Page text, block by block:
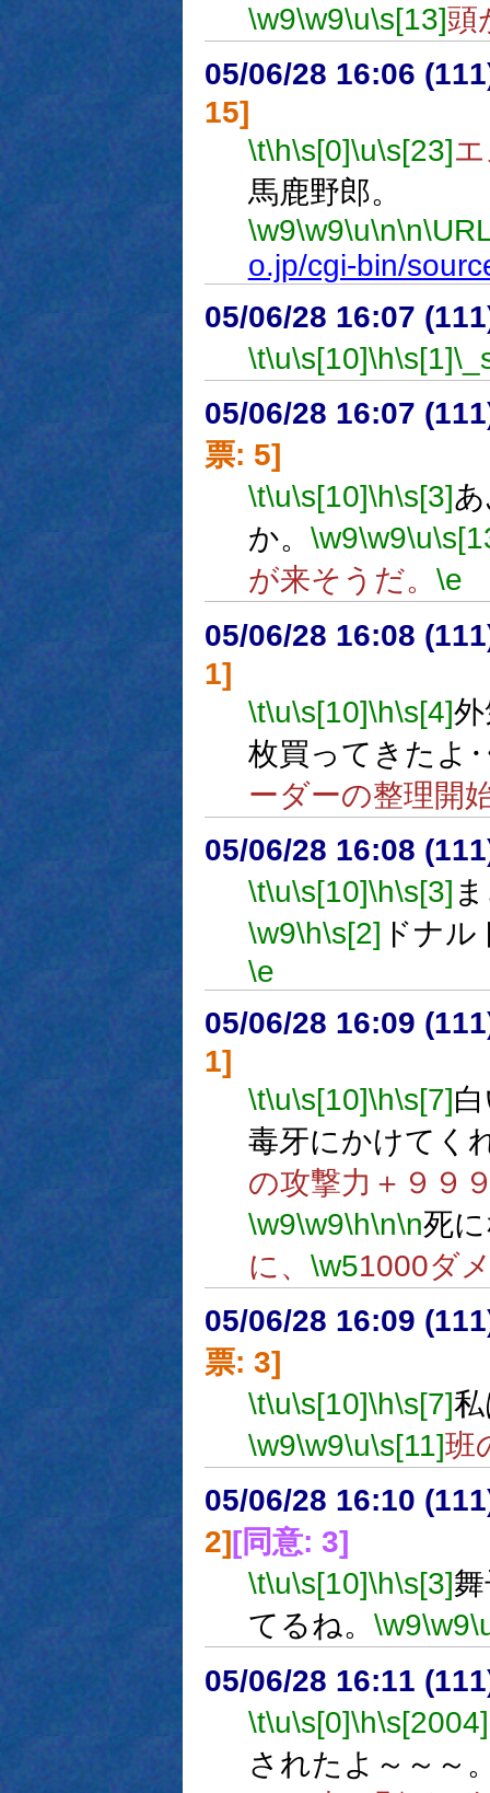
\w9\w9\u\s[13]頭
05/06/28 16:06
15]
\t\h\s[0]\u\s[23]
馬鹿野郎。
\w9\w9\u\n\n
o.jp/cgi-bin/
05/06/28 16:07
\t\u\s[10]\h\s[1]
05/06/28 16:07
票: 5]
\t\u\s[10]\h\s[3]
か。 \w9\w9\u
が来そうだ。 \e
05/06/28 16:08
1]
\t\u\s[10]\h\s[4]
枚買ってきたよ
ーダーの整理開
05/06/28 16:08
\t\u\s[10]\h\s[3]
\w9\h\s[2] ドナル
\e
05/06/28 16:09
1]
\t\u\s[10]\h\s[7]
毒牙にかけてく
の攻撃力＋９９
\w9\w9\h\n\n死
に、 \w51000ダ
05/06/28 16:09
票: 3]
\t\u\s[10]\h\s[7]
\w9\w9\u\s[11]班
05/06/28 16:10
2] [同意: 3]
\t\u\s[10]\h\s[3]
てるね。 \w9\w9
05/06/28 16:11
\t\u\s[0]\h\s[2004]
されたよ～～～